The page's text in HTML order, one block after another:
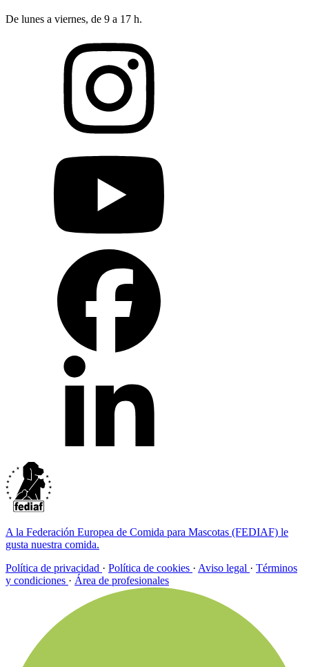
De lunes a viernes, de 9 a 17 h.
A la Federación Europea de Comida para Mascotas (FEDIAF) le
gusta nuestra comida.
Política de privacidad · Política de cookies · Aviso legal · Términos
y condiciones · Área de profesionales